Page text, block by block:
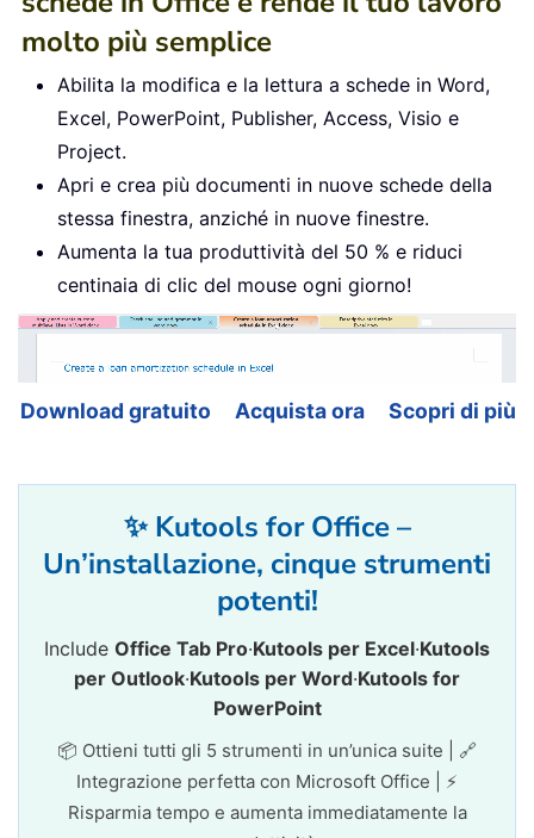
molto più semplice
Abilita la modifica e la lettura a schede in Word,
Excel, PowerPoint, Publisher, Access, Visio e
Project.
Apri e crea più documenti in nuove schede della
stessa finestra, anziché in nuove finestre.
Aumenta la tua produttività del 50 % e riduci
centinaia di clic del mouse ogni giorno!
Download gratuito Acquista ora Scopri di più
✨ Kutools for Office –
Un’installazione, cinque strumenti
potenti!
Include Office Tab Pro·Kutools per Excel·Kutools
per Outlook·Kutools per Word·Kutools for
PowerPoint
📦 Ottieni tutti gli 5 strumenti in un’unica suite | 🔗
Integrazione perfetta con Microsoft Office | ⚡
Risparmia tempo e aumenta immediatamente la